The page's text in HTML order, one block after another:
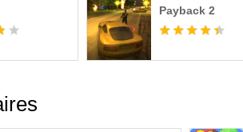
Payback 2